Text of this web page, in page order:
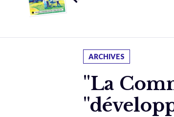
ARCHIVES
"La